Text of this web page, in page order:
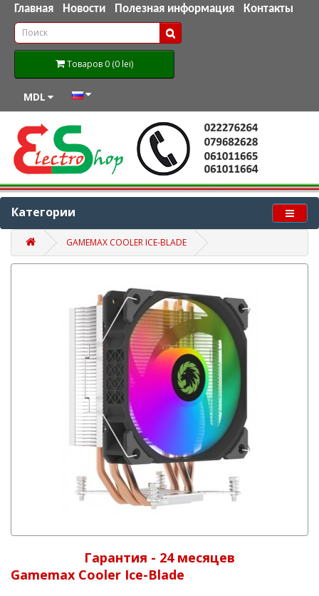
Главная Новости Полезная информация Контакты
Товаров 0 (0 lei)
MDL
Категории
GAMEMAX COOLER ICE-BLADE
Гарантия - 24 месяцев
Gamemax Cooler Ice-Blade